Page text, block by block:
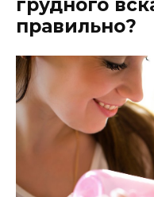
грудного
правильно?